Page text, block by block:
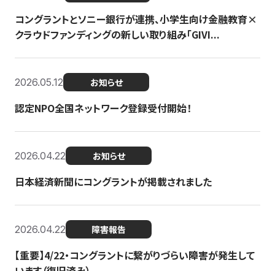
コングラントとソニー銀行が連携、小学生向け金融教育×
クラウドファンディングの新しい取り組み「GIVI...
2026.05.12 お知らせ
認定NPO全国ネットワーク登録受付開始！
2026.04.22 お知らせ
日本経済新聞にコングラントが掲載されました
2026.04.22 障害報告
【重要】4/22・コングラントに繋がりづらい障害が発生して